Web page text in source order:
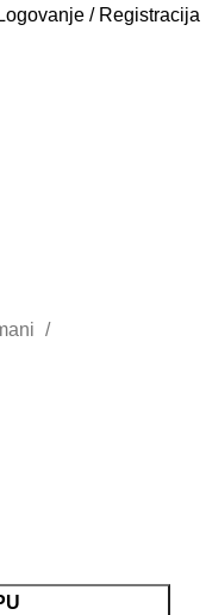
Logovanje / Registracija